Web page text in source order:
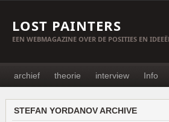
LOST PAINTERS
EEN WEBMAGAZINE OVER DE POSITIES EN
archief theorie interview Info
STEFAN YORDANOV ARCHIVE